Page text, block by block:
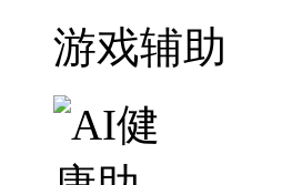
游戏辅助